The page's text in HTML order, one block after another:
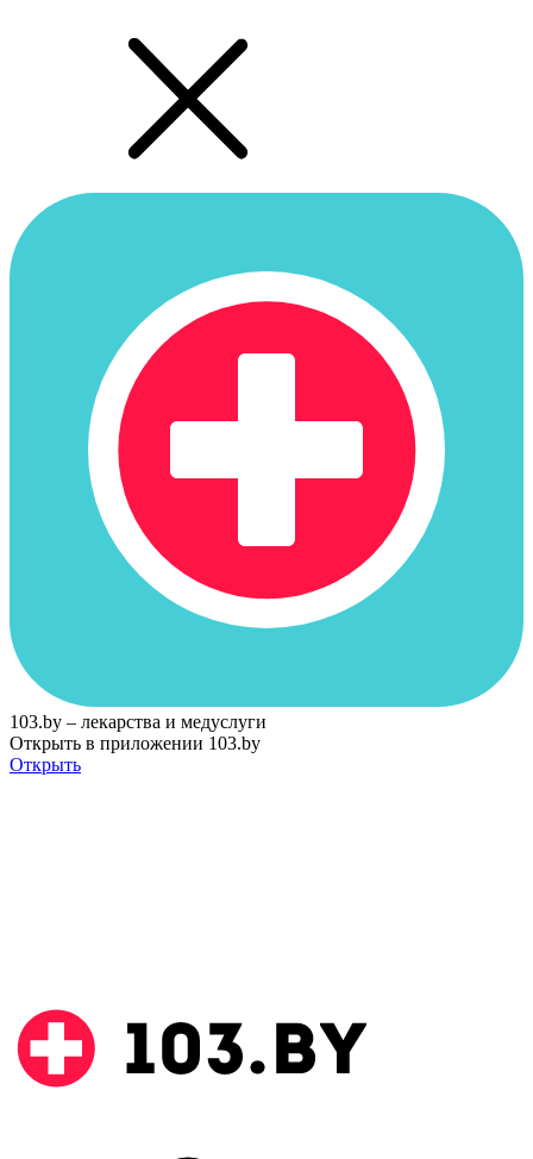
103.by – лекарства и медуслуги
Открыть в приложении 103.by
Открыть